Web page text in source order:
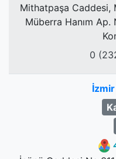
Mithatpaşa Caddesi,
Müberra Hanım
0